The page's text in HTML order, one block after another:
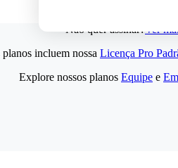
Não quer assinar?Ver
planos incluem nossa Licença Pro
Explore nossos planos Equipe e